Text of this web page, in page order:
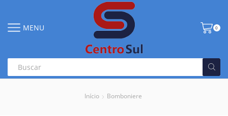
MENU 0
Início Bomboniere